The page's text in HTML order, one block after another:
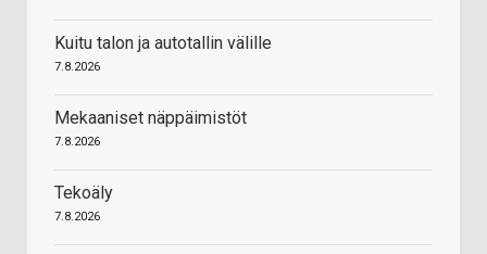
Kuitu talon ja autotallin välille
7.8.2026
Mekaaniset näppäimistöt
7.8.2026
Tekoäly
7.8.2026